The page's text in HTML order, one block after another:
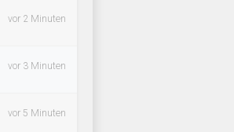
vor 2 Minuten
vor 3 Minuten
vor 5 Minuten